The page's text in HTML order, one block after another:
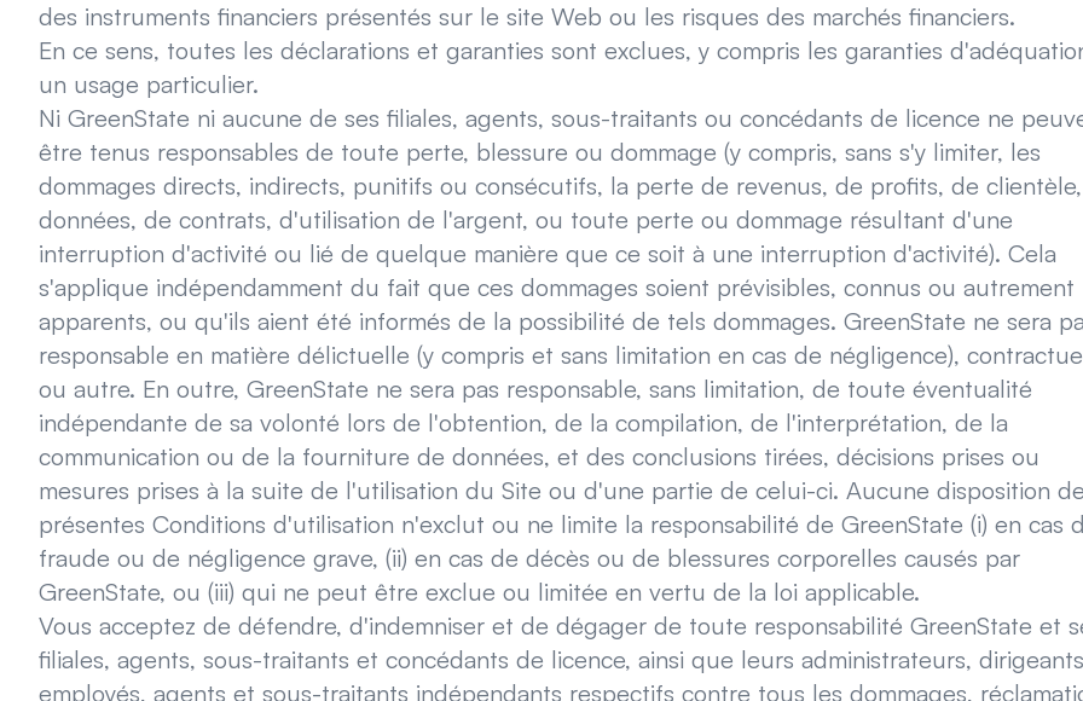
des instruments financiers présentés sur le site Web ou les risques des marchés financiers.
En ce sens, toutes les déclarations et garanties sont exclues, y compris les garanties
un usage particulier.
Ni GreenState ni aucune de ses filiales, agents, sous-traitants ou concédants de licence ne
être tenus responsables de toute perte, blessure ou dommage (y compris, sans s'y limiter, les
dommages directs, indirects, punitifs ou consécutifs, la perte de revenus, de profits, de
données, de contrats, d'utilisation de l'argent, ou toute perte ou dommage résultant d'une
interruption d'activité ou lié de quelque manière que ce soit à une interruption d'activité). Cela
s'applique indépendamment du fait que ces dommages soient prévisibles, connus ou autrement
apparents, ou qu'ils aient été informés de la possibilité de tels dommages. GreenState ne sera
responsable en matière délictuelle (y compris et sans limitation en cas de négligence),
ou autre. En outre, GreenState ne sera pas responsable, sans limitation, de toute éventualité
indépendante de sa volonté lors de l'obtention, de la compilation, de l'interprétation, de la
communication ou de la fourniture de données, et des conclusions tirées, décisions prises ou
mesures prises à la suite de l'utilisation du Site ou d'une partie de celui-ci. Aucune disposition
présentes Conditions d'utilisation n'exclut ou ne limite la responsabilité de GreenState (i) en cas
fraude ou de négligence grave, (ii) en cas de décès ou de blessures corporelles causés par
GreenState, ou (iii) qui ne peut être exclue ou limitée en vertu de la loi applicable.
Vous acceptez de défendre, d'indemniser et de dégager de toute responsabilité GreenState et
filiales, agents, sous-traitants et concédants de licence, ainsi que leurs administrateurs,
employés, agents et sous-traitants indépendants respectifs contre tous les dommages,